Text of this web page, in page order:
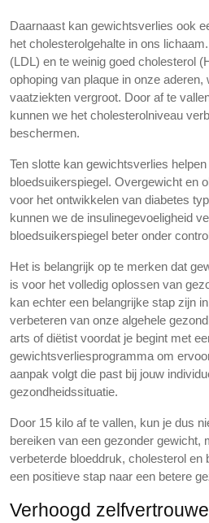
Daarnaast kan gewichtsverlies ook
het cholesterolgehalte in ons
(LDL) en te weinig goed cholesterol
ophoping van plaque in onze
vaatziekten vergroot. Door af te
kunnen we het cholesterolniveau
beschermen.
Ten slotte kan gewichtsverlies
bloedsuikerspiegel. Overgewicht en
voor het ontwikkelen van diabetes
kunnen we de insulinegevoeligheid
bloedsuikerspiegel beter onder
Het is belangrijk op te merken dat
is voor het volledig oplossen van
kan echter een belangrijke stap zijn
verbeteren van onze algehele
arts of diëtist voordat je begint met
gewichtsverliesprogramma om
aanpak volgt die past bij jouw
gezondheidssituatie.
Door 15 kilo af te vallen, kun je dus
bereiken van een gezonder gewicht,
verbeterde bloeddruk, cholesterol en
een positieve stap naar een betere
Verhoogd